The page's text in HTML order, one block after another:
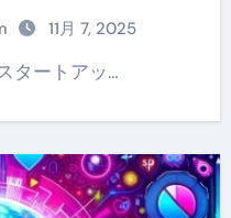
11月 7, 2025
スタートアッ…